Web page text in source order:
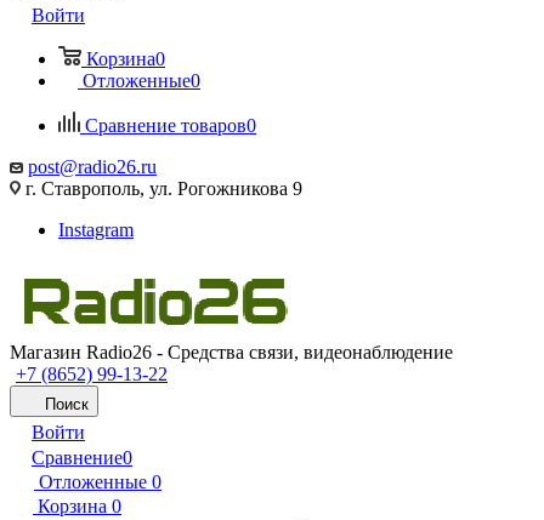
Войти
Корзина0
Отложенные0
Сравнение товаров0
post@radio26.ru
г. Ставрополь, ул. Рогожникова 9
Instagram
Магазин Radio26 - Средства связи, видеонаблюдение
+7 (8652) 99-13-22
Поиск
Войти
Сравнение0
Отложенные 0
Корзина 0